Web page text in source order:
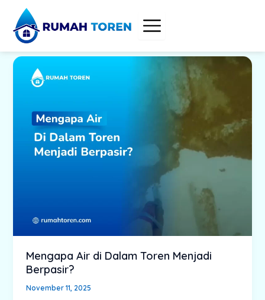
content
Mengapa Air di Dalam Toren Menjadi
Berpasir?
November 11, 2025